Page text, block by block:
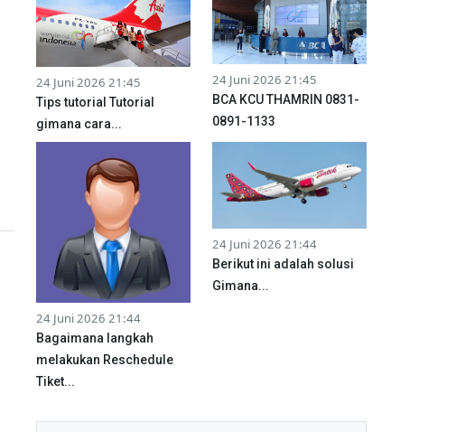
24 Juni 2026 21:45
Tips tutorial Tutorial
gimana cara...
24 Juni 2026 21:45
BCA KCU THAMRIN 0831-
0891-1133
24 Juni 2026 21:44
Bagaimana langkah
melakukan Reschedule
Tiket...
24 Juni 2026 21:44
Berikut ini adalah solusi
Gimana...